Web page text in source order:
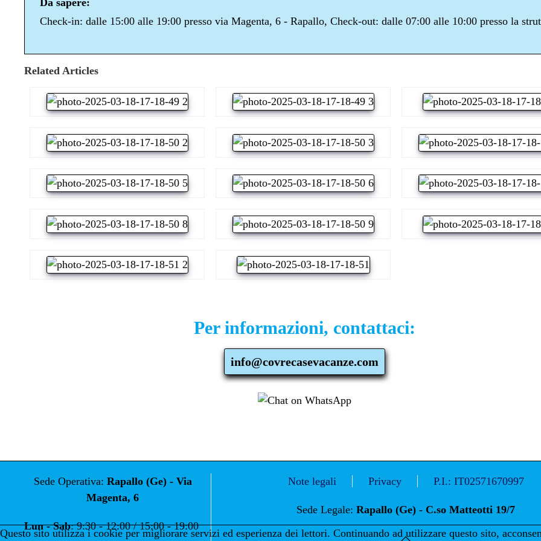
Da sapere:
Check-in: dalle 15:00 alle 19:00 presso via Magenta, 6 - Rapallo, Check-out: dalle 07:00 alle 10:00 presso la
Related Articles
Per informazioni, contattaci:
info@covrecasevacanze.com
Sede Operativa: Rapallo (Ge) - Via
Magenta, 6
Lun - Sab: 9:30 - 12:00 / 15:00 - 19:00
Note legali Privacy P.I.: IT02571670997
Sede Legale: Rapallo (Ge) - C.so Matteotti 19/7
Questo sito utilizza i cookie per migliorare servizi ed esperienza dei lettori. Continuando ad utilizzare questo sito,